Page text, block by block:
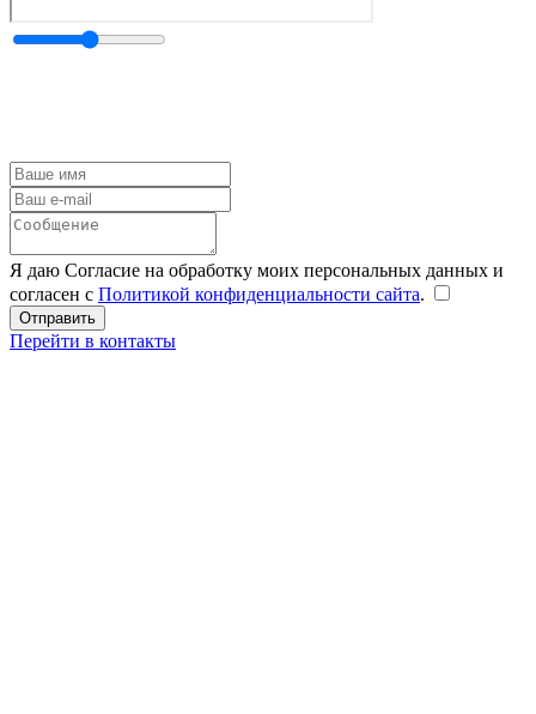
Я даю Согласие на обработку моих персональных данных и
согласен с Политикой конфиденциальности сайта.
Перейти в контакты